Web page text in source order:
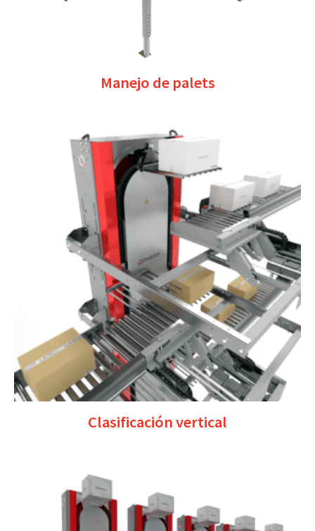
Manejo de palets
Clasificación vertical